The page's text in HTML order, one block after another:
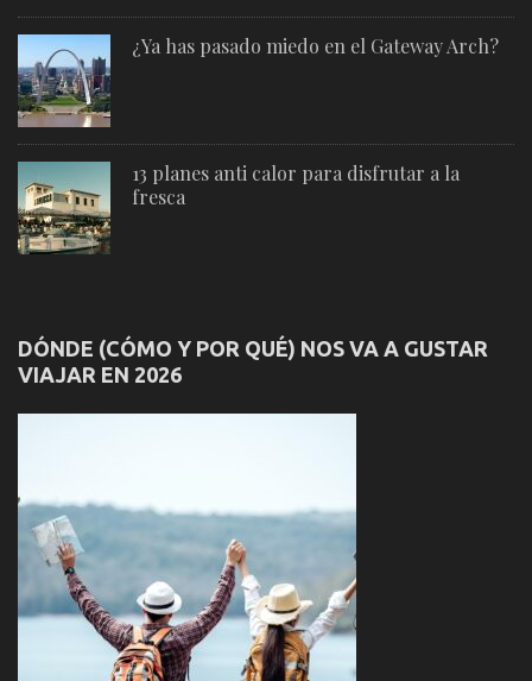
¿Ya has pasado miedo en el Gateway Arch?
13 planes anti calor para disfrutar a la
fresca
DÓNDE (CÓMO Y POR QUÉ) NOS VA A GUSTAR
VIAJAR EN 2026